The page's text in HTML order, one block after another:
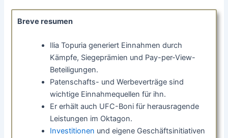
Breve resumen
Ilia Topuria generiert Einnahmen durch
Kämpfe, Siegeprämien und Pay-per-View-
Beteiligungen.
Patenschafts- und Werbeverträge sind
wichtige Einnahmequellen für ihn.
Er erhält auch UFC-Boni für herausragende
Leistungen im Oktagon.
Investitionen und eigene Geschäftsinitiativen